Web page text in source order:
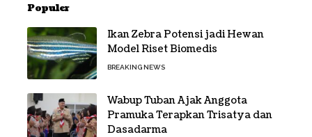
Populer
Ikan Zebra Potensi jadi Hewan
Model Riset Biomedis
BREAKING NEWS
Wabup Tuban Ajak Anggota
Pramuka Terapkan Trisatya dan
Dasadarma